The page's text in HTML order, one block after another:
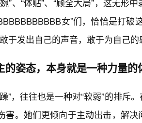
女”们，恰恰是打破
于发出自己的声音，敢于为自己的
的姿态，本身就是一种力量的
”，往往也是一种对“软弱”的排斥
害。她们更倾向于主动出击，解